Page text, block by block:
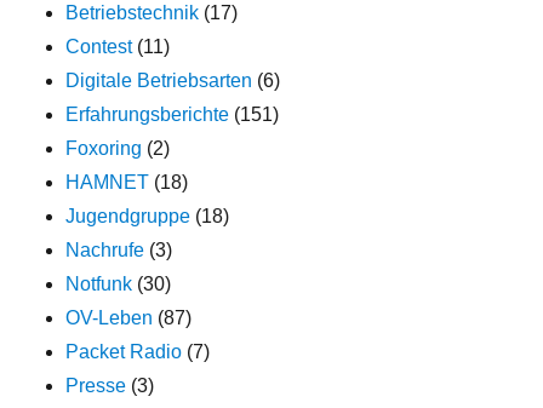
Betriebstechnik (17)
Contest(11)
Digitale Betriebsarten (6)
Erfahrungsberichte (151)
Foxoring (2)
HAMNET (18)
Jugendgruppe (18)
Nachrufe (3)
Notfunk (30)
OV-Leben (87)
Packet Radio (7)
Presse (3)